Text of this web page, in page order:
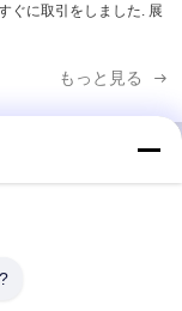
ぐに取引をしました. 展
もっと見る